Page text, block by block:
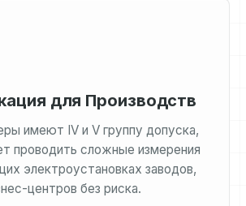
для Производств
имеют IV и V группу допуска,
проводить сложные измерения
электроустановках заводов,
центров без риска.